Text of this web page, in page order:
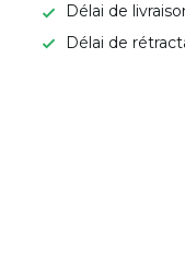
Délai de
Délai de